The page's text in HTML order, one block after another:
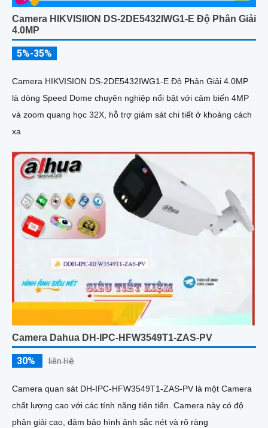
Camera HIKVISIION DS-2DE5432IWG1-E Độ Phân Giải
4.0MP
5%-35%
Camera HIKVISION DS-2DE5432IWG1-E Độ Phân Giải 4.0MP
là dòng Speed Dome chuyên nghiệp nổi bật với cảm biến 4MP
và zoom quang học 32X, hỗ trợ giám sát chi tiết ở khoảng cách
xa
Camera Dahua DH-IPC-HFW3549T1-ZAS-PV
30% liên Hệ
Camera quan sát DH-IPC-HFW3549T1-ZAS-PV là một Camera
chất lượng cao với các tính năng tiên tiến. Camera này có độ
phân giải cao, đảm bảo hình ảnh sắc nét và rõ ràng